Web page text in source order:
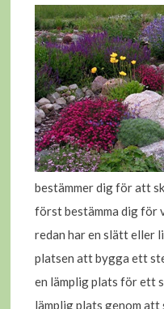
bestämmer dig för att
först bestämma dig för
redan har en slätt eller
platsen att bygga ett
en lämplig plats för ett
lämplig plats genom att